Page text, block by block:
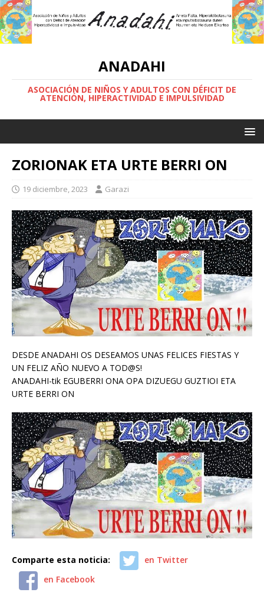
ANADAHI
ASOCIACIÓN DE NIÑOS Y ADULTOS CON DÉFICIT DE
ATENCIÓN, HIPERACTIVIDAD E IMPULSIVIDAD
ZORIONAK ETA URTE BERRI ON
19 diciembre, 2023 Garazi
DESDE ANADAHI OS DESEAMOS UNAS FELICES FIESTAS Y
UN FELIZ AÑO NUEVO A TOD@S!
ANADAHI-tik EGUBERRI ONA OPA DIZUEGU GUZTIOI ETA
URTE BERRI ON
Comparte esta noticia:
en Twitter
en Facebook